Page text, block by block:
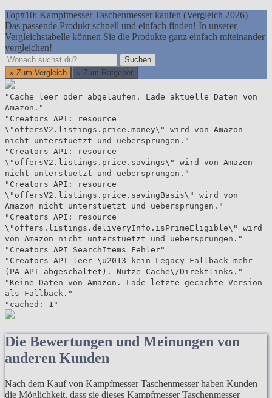
Top#10: Kampfmesser Taschenmesser kaufen (Vergleich 2026)
Das passende Produkt schnell und einfach finden! In unserer
Vergleichstabelle können Sie die Produkte ganz einfach miteinander
vergleichen!
Suchen
Suchen
» Zum Vergleich
» Zum Ratgeber
"Cache leer oder abgelaufen. Lade aktuelle Daten von
Amazon."
"Creators API: resource
\"offersV2.listings.price.money\" wird von Amazon
nicht unterstuetzt und uebersprungen."
"Creators API: resource
\"offersV2.listings.price.savings\" wird von Amazon
nicht unterstuetzt und uebersprungen."
"Creators API: resource
\"offersV2.listings.price.savingBasis\" wird von
Amazon nicht unterstuetzt und uebersprungen."
"Creators API: resource
\"offers.listings.deliveryInfo.isPrimeEligible\" wird
von Amazon nicht unterstuetzt und uebersprungen."
"Creators API SearchItems Fehler"
"Creators API leer \u2013 kein Legacy-Fallback mehr
(PA-API abgeschaltet). Nutze Cache\/Direktlinks."
"Keine Daten von Amazon. Lade letzte gecachte Version
als Fallback."
"cached: 1"
Die Bewertungen und Meinungen von
anderen Kunden
Nach dem Kauf von Kampfmesser Taschenmesser haben Kunden
die Möglichkeit, dass sie dieses Kampfmesser Taschenmesser